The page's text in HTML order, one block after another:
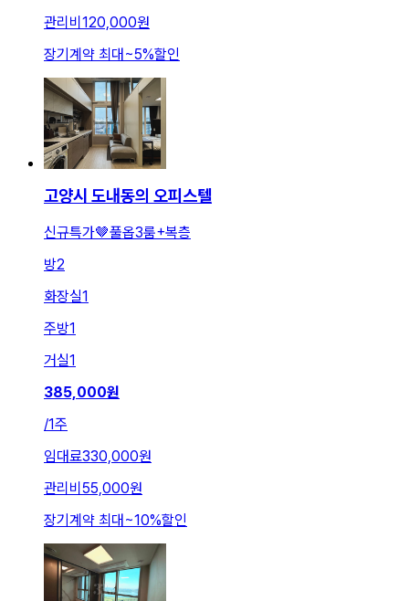
관리비 120,000원
장기계약 최대~5%할인
고양시 도내동의 오피스텔
신규특가🤎풀옵3룸+복층
방2
화장실1
주방1
거실1
385,000원
/1주
임대료330,000원
관리비 55,000원
장기계약 최대 ~10%할인